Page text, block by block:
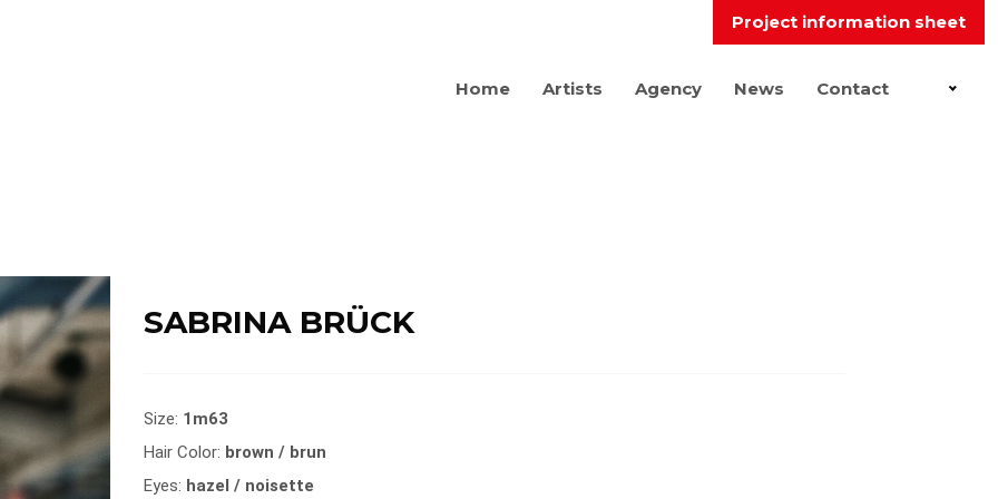
Project information sheet
Home Artists Agency News Contact
SABRINA BRÜCK
Size: 1m63
Hair Color: brown / brun
Eyes: hazel / noisette